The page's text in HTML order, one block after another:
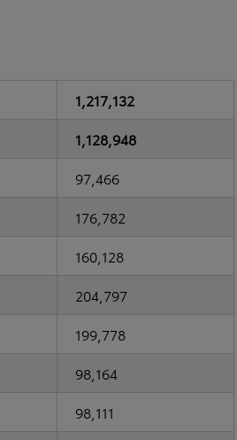
1,217,132
1,128,948
97,466
176,782
160,128
204,797
199,778
98,164
98,111